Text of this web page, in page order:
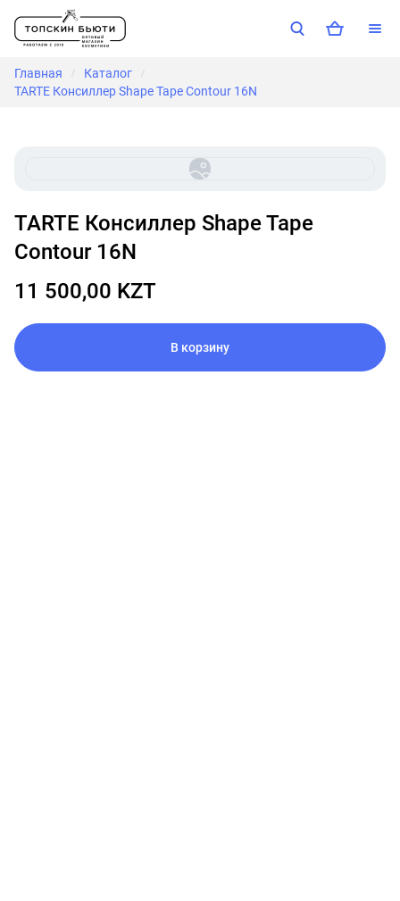
Главная / Каталог /
TARTE Консиллер Shape Tape Contour 16N
TARTE Консиллер Shape Tape
Contour 16N
11 500,00 KZT
В корзину